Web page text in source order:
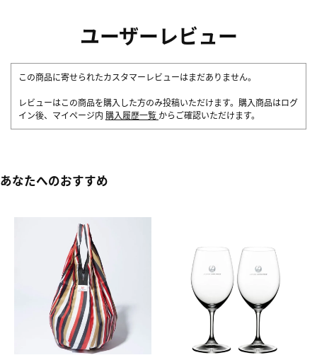
ユーザーレビュー
この商品に寄せられたカスタマーレビューはまだありません。
レビューはこの商品を購入した方のみ投稿いただけます。購入商品はログ
イン後、マイページ内 購入履歴一覧 からご確認いただけます。
あなたへのおすすめ